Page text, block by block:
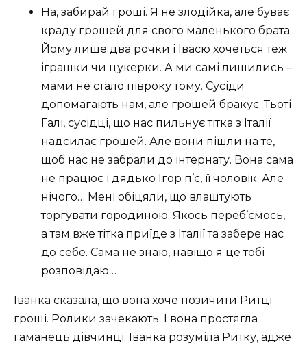
На, забирай гроші. Я не злодійка, але буває
краду грошей для свого маленького брата.
Йому лише два рочки і Івасю хочеться теж
іграшки чи цукерки. А ми самі лишились –
мами не стало півроку тому. Сусіди
допомагають нам, але грошей бракує. Тьоті
Галі, сусідці, що нас пильнує тітка з Італії
надсилає грошей. Але вони пішли на те,
щоб нас не забрали до інтернату. Вона сама
не працює і дядько Ігор п’є, її чоловік. Але
нічого… Мені обіцяли, що влаштують
торгувати городиною. Якось переб’ємось,
а там вже тітка приїде з Італії та забере нас
до себе. Сама не знаю, навіщо я це тобі
розповідаю…
Іванка сказала, що вона хоче позичити Ритці
гроші. Ролики зачекають. І вона простягла
гаманець дівчинці. Іванка розуміла Ритку, адже